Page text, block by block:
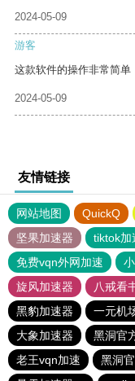
2024-05-09
游客
这款软件的操作非常简单
2024-05-09
友情链接
网站地图 QuickQ
坚果加速器
tiktok加
免费vqn外网加速
旋风加速器
八戒看
黑豹加速器
一元机
大象加速器
黑洞官
老王vqn加速
黑洞